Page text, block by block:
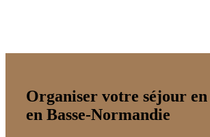
Organiser votre séjour
en Basse-Normandie